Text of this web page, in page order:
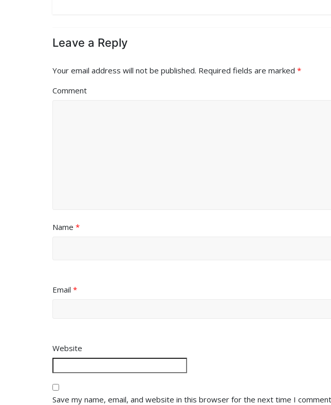
Leave a Reply
Your email address will not be published. Required fields are marked *
Comment
Name *
Email *
Website
Save my name, email, and website in this browser for the next time I